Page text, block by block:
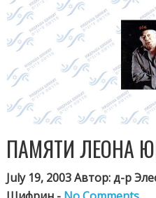
ПАМЯТИ ЛЕОНА
July 19, 2003 Автор: д-р